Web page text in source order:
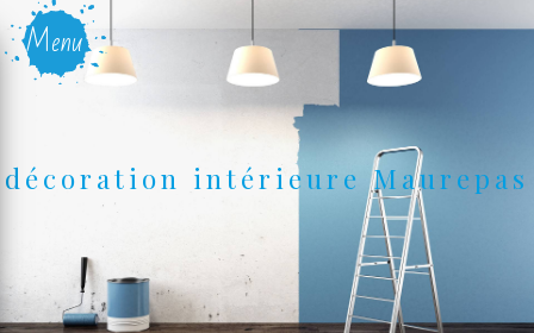
Menu
décoration intérieure Maurepas
Panneau de gestion des cookies